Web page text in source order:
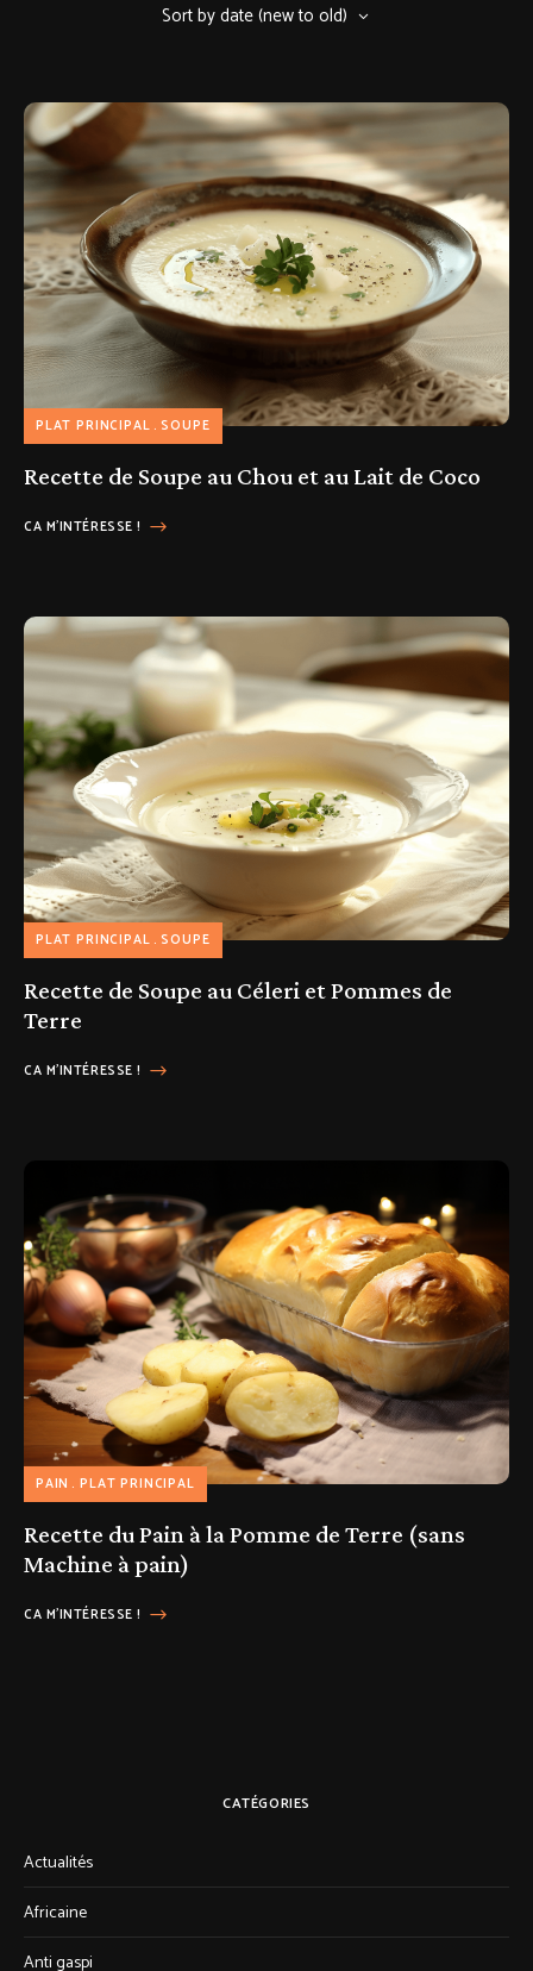
Sort by date (new to old)
PLAT PRINCIPAL SOUPE
Recette de Soupe au Chou et au Lait de Coco
CA M'INTÉRESSE !
PLAT PRINCIPAL SOUPE
Recette de Soupe au Céleri et Pommes de
Terre
CA M'INTÉRESSE !
PAIN PLAT PRINCIPAL
Recette du Pain à la Pomme de Terre (sans
Machine à pain)
CA M'INTÉRESSE !
CATÉGORIES
Actualités
Africaine
Anti gaspi